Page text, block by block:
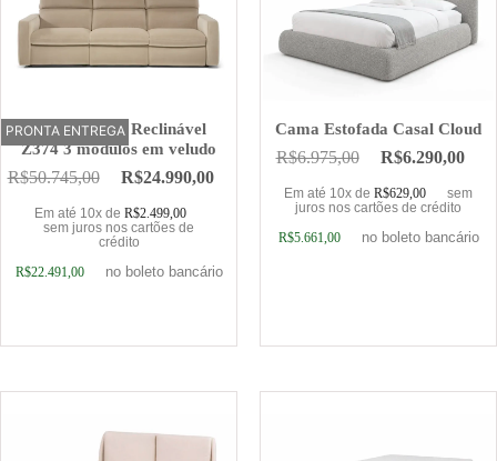
OFERTA
PRONTA ENTREGA
Sofá Elétrico Reclinável
Z374 3 módulos em veludo
R$50.745,00 R$24.990,00
Em até 10x de R$2.499,00
sem juros nos cartões de
crédito
R$22.491,00 no boleto bancário
Cama Estofada Casal Cloud
R$6.975,00 R$6.290,00
Em até 10x de R$629,00
sem
juros nos cartões de crédito
R$5.661,00 no boleto bancário